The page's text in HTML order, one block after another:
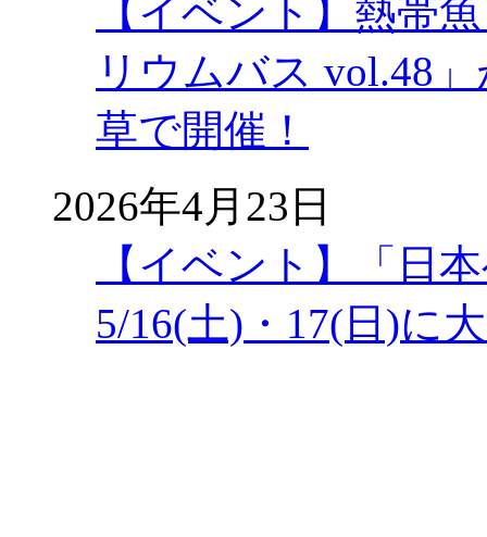
【イベント】熱帯
リウムバス vol.48
草で開催！
2026年4月23日
【イベント】「日
5/16(土)・17(日)に